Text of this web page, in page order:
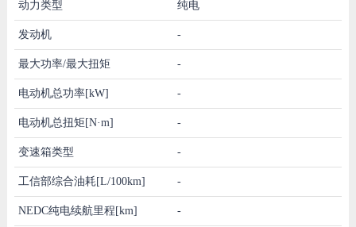
动力类型 纯电
发动机 -
最大功率/最大扭矩 -
电动机总功率[kW] -
电动机总扭矩[N·m] -
变速箱类型 -
工信部综合油耗[L/100km] -
NEDC纯电续航里程[km] -